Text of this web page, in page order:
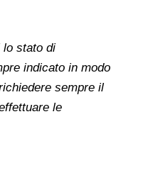
lo stato di
indicato in modo
sempre il
le